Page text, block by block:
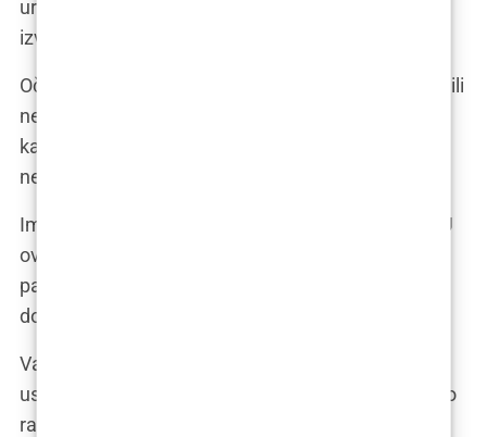
uređaja – pomaže vam da ga pravilno koristite i
izvučete maksimum iz njega.
Očekujte neke nuspojave, poput oteklina, modrica ili
nelagode, ali one su obično blage i prolazne. To je
kao mala kiša koja pada nakon sunčanog dana –
neugodno, ali ne traje dugo.
Imate pitanja? Ne brinite, to je sasvim normalno. U
ovom dijelu ćemo odgovoriti na najčešća pitanja
pacijenata o lipofilingu, od cijene i trajanja zahvata
do očekivanih rezultata i mogućih rizika.
Vaš kirurg je najbolji izvor informacija, stoga ne
ustručavajte se pitati sve što vas zanima. To je kao
razgovor s turističkim vodičem – pomaže vam da